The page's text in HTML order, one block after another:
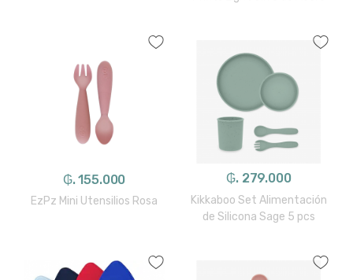
₲. 155.000
EzPz Mini Utensilios Rosa
₲. 279.000
Kikkaboo Set Alimentación
de Silicona Sage 5 pcs